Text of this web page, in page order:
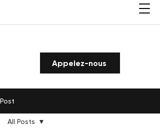
Appelez-nous
Post
All Posts